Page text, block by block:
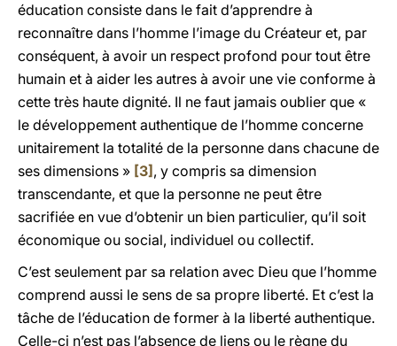
éducation consiste dans le fait d’apprendre à
reconnaître dans l’homme l’image du Créateur et, par
conséquent, à avoir un respect profond pour tout être
humain et à aider les autres à avoir une vie conforme à
cette très haute dignité. Il ne faut jamais oublier que «
le développement authentique de l’homme concerne
unitairement la totalité de la personne dans chacune de
ses dimensions » [3] , y compris sa dimension
transcendante, et que la personne ne peut être
sacrifiée en vue d’obtenir un bien particulier, qu’il soit
économique ou social, individuel ou collectif.
C’est seulement par sa relation avec Dieu que l’homme
comprend aussi le sens de sa propre liberté. Et c’est la
tâche de l’éducation de former à la liberté authentique.
Celle-ci n’est pas l’absence de liens ou le règne du